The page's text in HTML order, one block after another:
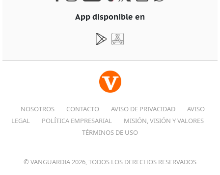
App disponible en
NOSOTROS CONTACTO AVISO DE PRIVACIDAD
AVISO
LEGAL
POLÍTICA EMPRESARIAL
MISIÓN, VISIÓN Y VALORES
TÉRMINOS DE USO
© VANGUARDIA 2026, TODOS LOS DERECHOS RESERVADOS